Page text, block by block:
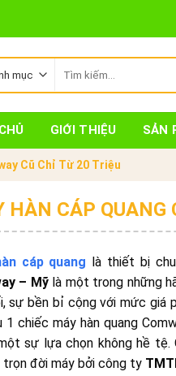
kiếm:
GIỚI THIỆU SẢN
Cũ Chỉ Từ 20 Triệu
HÀN CÁP QUANG
cáp quang là thiết bị
– Mỹlà một trong những
sự bền bỉ cộng với mức giá
1 chiếc máy hàn quang
sự lựa chọn không hề tệ.
trọn đời máy bởi công ty